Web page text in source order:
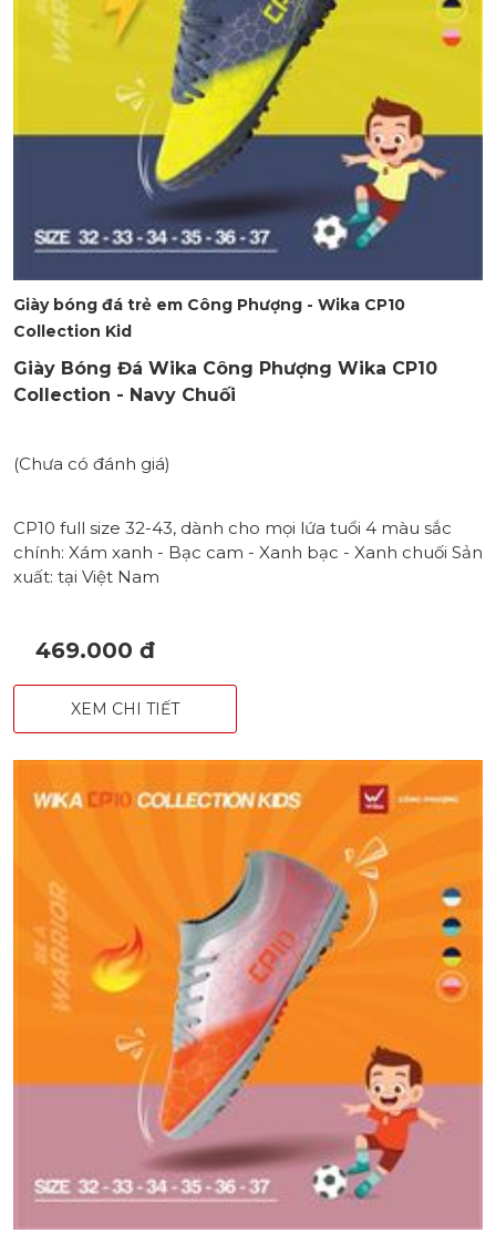
Giày bóng đá trẻ em Công Phượng - Wika CP10
Collection Kid
Giày Bóng Đá Wika Công Phượng Wika CP10
Collection - Navy Chuối
(Chưa có đánh giá)
CP10 full size 32-43, dành cho mọi lứa tuổi 4 màu sắc
chính: Xám xanh - Bạc cam - Xanh bạc - Xanh chuối Sản
xuất: tại Việt Nam
469.000 đ
XEM CHI TIẾT